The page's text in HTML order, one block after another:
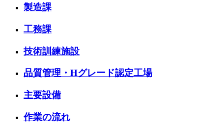
製造課
工務課
技術訓練施設
品質管理・Hグレード認定工場
主要設備
作業の流れ